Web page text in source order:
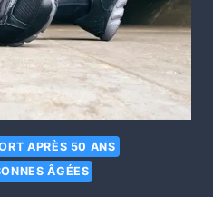
APRÈS 50 ANS
ÂGÉES